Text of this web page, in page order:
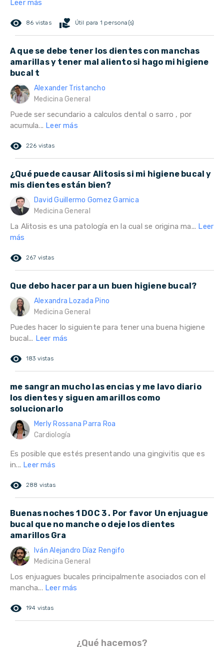
Leer más
remove_red_eye 86 vistas volunteer_activism Útil para 1 persona(s)
A que se debe tener los dientes con manchas
amarillas y tener mal aliento si hago mi higiene
bucal t
Alexander Tristancho
Medicina General
Puede ser secundario a calculos dental o sarro , por
acumula... Leer más
remove_red_eye 226 vistas
¿Qué puede causar Alitosis si mi higiene bucal y
mis dientes están bien?
David Guillermo Gomez Garnica
Medicina General
La Alitosis es una patología en la cual se origina ma... Leer
más
remove_red_eye 267 vistas
Que debo hacer para un buen higiene bucal?
Alexandra Lozada Pino
Medicina General
Puedes hacer lo siguiente para tener una buena higiene
bucal... Leer más
remove_red_eye 183 vistas
me sangran mucho las encias y me lavo diario
los dientes y siguen amarillos como
solucionarlo
Merly Rossana Parra Roa
Cardiología
Es posible que estés presentando una gingivitis que es
in... Leer más
remove_red_eye 288 vistas
Buenas noches 1 DOC 3 . Por favor Un enjuague
bucal que no manche o deje los dientes
amarillos Gra
Iván Alejandro Díaz Rengifo
Medicina General
Los enjuagues bucales principalmente asociados con el
mancha... Leer más
remove_red_eye 194 vistas
¿Qué hacemos?